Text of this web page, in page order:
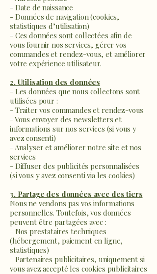
- Date de naissance
- Données de navigation (cookies,
statistiques d’utilisation)
- Ces données sont collectées afin de
vous fournir nos services, gérer vos
commandes et rendez-vous, et améliorer
votre expérience utilisateur.
2. Utilisation des données
- Les données que nous collectons sont
utilisées pour :
- Traiter vos commandes et rendez-vous
- Vous envoyer des newsletters et
informations sur nos services (si vous y
avez consenti)
- Analyser et améliorer notre site et nos
services
- Diffuser des publicités personnalisées
(si vous y avez consenti via les cookies)
3. Partage des données avec des tiers
Nous ne vendons pas vos informations
personnelles. Toutefois, vos données
peuvent être partagées avec :
- Nos prestataires techniques
(hébergement, paiement en ligne,
statistiques)
- Partenaires publicitaires, uniquement si
vous avez accepté les cookies publicitaires